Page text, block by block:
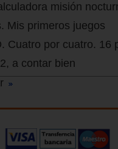
misión
Mis primeros juegos
Cuatro por cuatro. 16
a contar bien